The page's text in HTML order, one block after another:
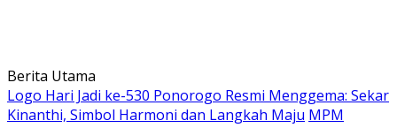
Langsung
ke
konten
Berita Utama
Logo Hari Jadi ke-530 Ponorogo Resmi Menggema: Sekar
Kinanthi, Simbol Harmoni dan Langkah Maju MPM